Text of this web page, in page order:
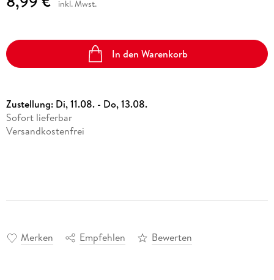
inkl. Mwst.
In den Warenkorb
Zustellung: Di, 11.08. - Do, 13.08.
Sofort lieferbar
Versandkostenfrei
Merken Empfehlen Bewerten